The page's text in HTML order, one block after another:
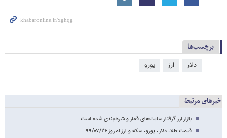
برچسب‌ها
دلار ارز یورو
خبرهای مرتبط
بازار ارز گرفتار سایت‌های قمار و شرط‌بندی شده است
قیمت طلا، دلار، یورو، سکه و ارز امروز ۹۹/۰۷/۲۴